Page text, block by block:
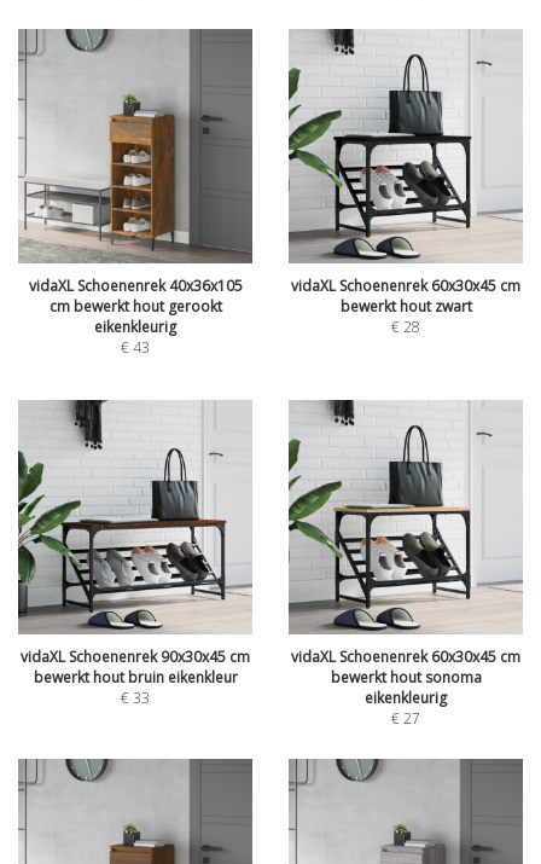
vidaXL Schoenenrek 40x36x105
cm bewerkt hout gerookt
eikenkleurig
€43
vidaXL Schoenenrek 60x30x45 cm
bewerkt hout zwart
€28
vidaXL Schoenenrek 90x30x45 cm
bewerkt hout bruin eikenkleur
€33
vidaXL Schoenenrek 60x30x45 cm
bewerkt hout sonoma
eikenkleurig
€27